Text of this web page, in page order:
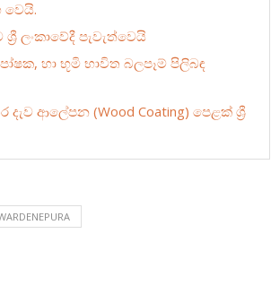
වෙයි.
ලංකාවේදී පැවැත්වෙයි
හා භූමි භාවිත බලපෑම් පිලිබඳ
ආලේපන (Wood Coating) පෙළක් ශ්‍රී